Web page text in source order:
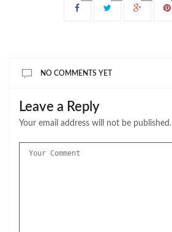
NO COMMENTS YET
Leave a Reply
Your email address will not be published.